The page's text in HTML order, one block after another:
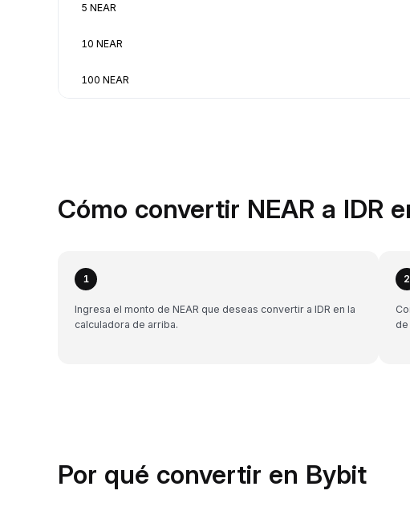
5 NEAR
10 NEAR
100 NEAR
Cómo convertir NEAR a IDR
1
Ingresa el monto de NEAR que deseas convertir a IDR en la
calculadora de arriba.
2
de
Por qué convertir en Bybit